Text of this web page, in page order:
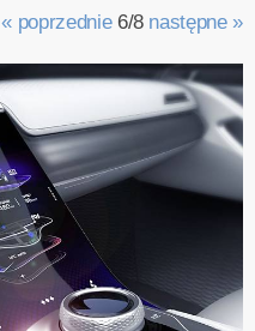
« poprzednie6/8 następne »